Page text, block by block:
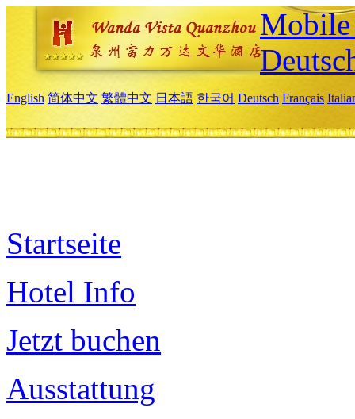
English 简体中文 繁體中文 日本語 한국어 Deutsch Français
Startseite
Hotel Info
Jetzt buchen
Ausstattung